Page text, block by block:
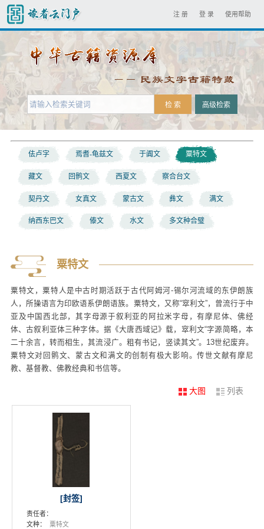
使用帮助
登 录
注 册
佉卢字 焉耆-龟兹文 于阗文 粟特文
藏文 回鹘文 西夏文 察合台文
契丹文 女真文 蒙古文 彝文 满文
纳西东巴文 傣文 水文 多文种合璧
粟特文
粟特文，粟特人是中古时期活跃于古代阿姆河-锡尔河流域的东伊朗族
人，所操语言为印欧语系伊朗语族。粟特文，又称“窣利文”，曾流行于中
亚及中国西北部，其字母源于叙利亚的阿拉米字母，有摩尼体、佛经
体、古叙利亚体三种字体。据《大唐西域记》载，窣利文“字源简略，本
二十余言，转而相生，其流浸广。粗有书记，竖读其文”。13世纪废弃。
粟特文对回鹘文、蒙古文和满文的创制有极大影响。传世文献有摩尼
教、基督教、佛教经典和书信等。
大图 列表
[封签]
责任者：
文种：
粟特文